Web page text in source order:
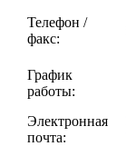
Телефон /
факс:
График
работы:
Электронная
почта: